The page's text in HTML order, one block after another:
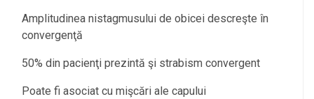
Amplitudinea nistagmusului de obicei descreşte în
convergenţă
50% din pacienţi prezintă şi strabism convergent
Poate fi asociat cu mişcări ale capului